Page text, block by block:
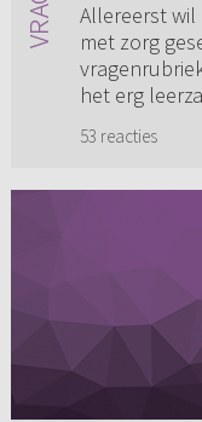
Allereerst
met zorg
het erg
53 reacties